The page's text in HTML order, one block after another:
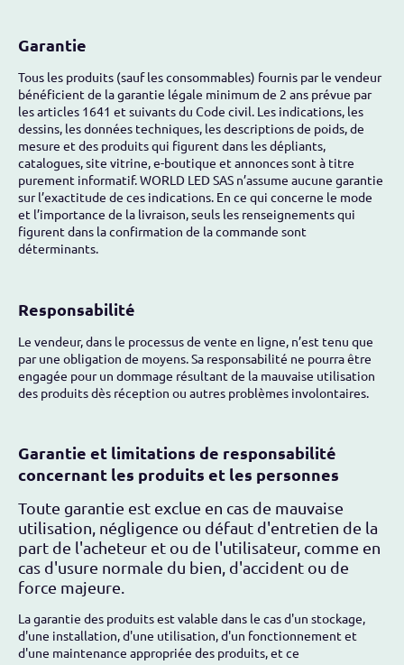
Garantie
Tous les produits (sauf les consommables) fournis par le vendeur
bénéficient de la garantie légale minimum de 2 ans prévue par
les articles 1641 et suivants du Code civil. Les indications, les
dessins, les données techniques, les descriptions de poids, de
mesure et des produits qui figurent dans les dépliants,
catalogues, site vitrine, e-boutique et annonces sont à titre
purement informatif. WORLD LED SAS n’assume aucune garantie
sur l’exactitude de ces indications. En ce qui concerne le mode
et l’importance de la livraison, seuls les renseignements qui
figurent dans la confirmation de la commande sont
déterminants.
Responsabilité
Le vendeur, dans le processus de vente en ligne, n’est tenu que
par une obligation de moyens. Sa responsabilité ne pourra être
engagée pour un dommage résultant de la mauvaise utilisation
des produits dès réception ou autres problèmes involontaires.
Garantie et limitations de responsabilité
concernant les produits et les personnes
Toute garantie est exclue en cas de mauvaise
utilisation, négligence ou défaut d'entretien de la
part de l'acheteur et ou de l'utilisateur, comme en
cas d'usure normale du bien, d'accident ou de
force majeure.
La garantie des produits est valable dans le cas d'un stockage,
d'une installation, d'une utilisation, d'un fonctionnement et
d'une maintenance appropriée des produits, et ce